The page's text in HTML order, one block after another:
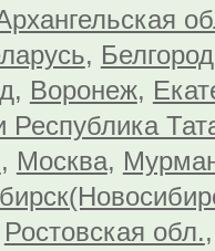
,
, Воронеж,
Республика
, Москва,
Ростовская обл.